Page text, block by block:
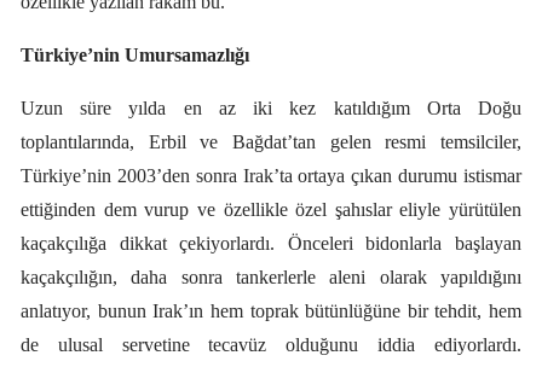
Türkiye’nin Umursamazlığı
Uzun süre yılda en az iki kez katıldığım Orta Doğu
toplantılarında, Erbil ve Bağdat’tan gelen resmi temsilciler,
Türkiye’nin 2003’den sonra Irak’ta ortaya çıkan durumu istismar
ettiğinden dem vurup ve özellikle özel şahıslar eliyle yürütülen
kaçakçılığa dikkat çekiyorlardı. Önceleri bidonlarla başlayan
kaçakçılığın, daha sonra tankerlerle aleni olarak yapıldığını
anlatıyor, bunun Irak’ın hem toprak bütünlüğüne bir tehdit, hem
de ulusal servetine tecavüz olduğunu iddia ediyorlardı.